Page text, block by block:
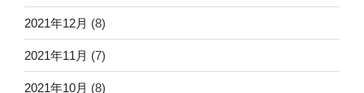
2021年12月 (8)
2021年11月 (7)
2021年10月 (8)